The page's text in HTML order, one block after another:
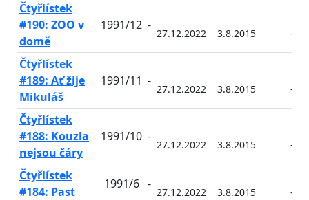
Čtyřlístek
#190: ZOO v
domě
1991/12 -
27.12.2022 3.8.2015 -
Čtyřlístek
#189: Ať žije
Mikuláš
1991/11 -
27.12.2022 3.8.2015 -
Čtyřlístek
#188: Kouzla
nejsou čáry
1991/10 -
27.12.2022 3.8.2015 -
Čtyřlístek
#184: Past
1991/6 -
27.12.2022 3.8.2015 -